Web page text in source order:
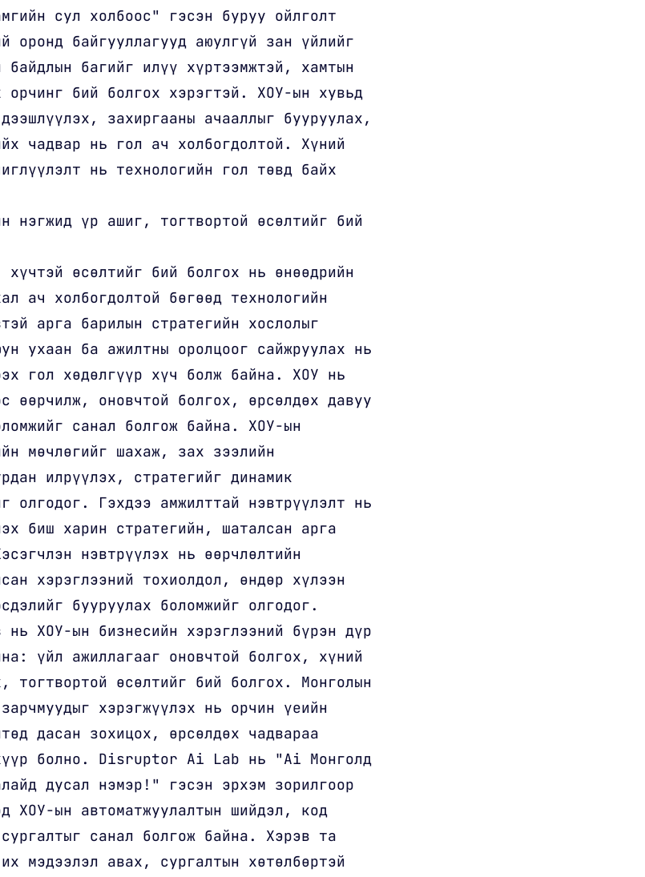
сул холбоос" гэсэн буруу ойлголт
оронд байгууллагууд аюулгүй зан үйлийг
байдлын багийг илүү хүртээмжтэй, хамтын
орчинг бий болгох хэрэгтэй. ХОУ-ын хувьд
захиргааны ачааллыг бууруулах,
чадвар нь гол ач холбогдолтой. Хүний
нь технологийн гол төвд байх
нэгжид үр ашиг, тогтвортой өсөлтийг бий
өсөлтийг бий болгох нь өнөөдрийн
ач холбогдолтой бөгөөд технологийн
арга барилын стратегийн хослолыг
ухаан ба ажилтны оролцоог сайжруулах нь
гол хөдөлгүүр хүч болж байна. ХОУ нь
өөрчилж, оновчтой болгох, өрсөлдөх давуу
санал болгож байна. ХОУ-ын
мөчлөгийг шахаж, зах зээлийн
илрүүлэх, стратегийг динамик
олгодог. Гэхдээ амжилттай нэвтрүүлэлт нь
биш харин стратегийн, шаталсан арга
нэвтрүүлэх нь өөрчлөлтийн
хэрэглээний тохиолдол, өндөр хүлээн
бууруулах боломжийг олгодог.
нь ХОУ-ын бизнесийн хэрэглээний бүрэн дүр
үйл ажиллагааг оновчтой болгох, хүний
тогтвортой өсөлтийг бий болгох. Монголын
хэрэгжүүлэх нь орчин үеийн
дасан зохицох, өрсөлдөх чадвараа
болно. Disruptor Ai Lab нь "Ai Монголд
дусал нэмэр!" гэсэн эрхэм зорилгоор
ХОУ-ын автоматжуулалтын шийдэл, код
санал болгож байна. Хэрэв та
мэдээлэл авах, сургалтын хөтөлбөртэй